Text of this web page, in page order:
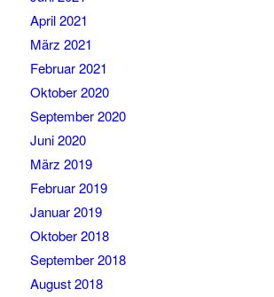
April 2021
März 2021
Februar 2021
Oktober 2020
September 2020
Juni 2020
März 2019
Februar 2019
Januar 2019
Oktober 2018
September 2018
August 2018